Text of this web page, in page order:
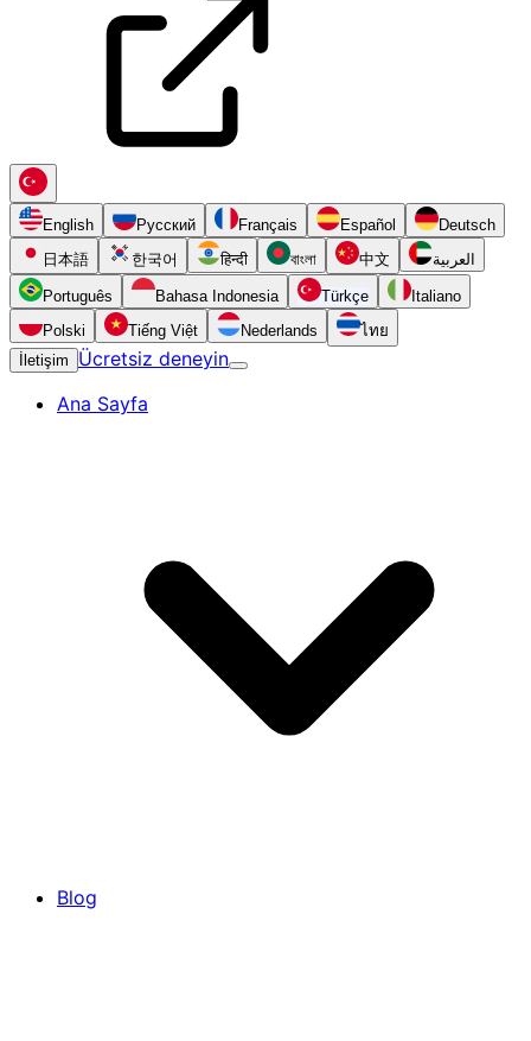
English Русский Français Español
Deutsch
日本語
한국어 हिन्दी বাংলা 中文 العربية
Português Bahasa Indonesia Türkçe
Italiano
Polski
Tiếng Việt Nederlands
ไทย
İletişim
Ücretsiz deneyin
Ana Sayfa
Blog